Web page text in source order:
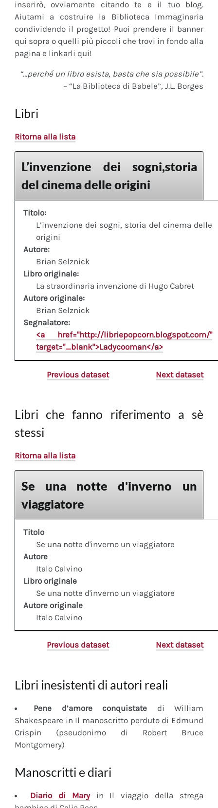
inserirò, ovviamente citando te e il tuo blog.
Aiutami a costruire la Biblioteca Immaginaria
condividendo il progetto! Puoi prendere il banner
qui sopra o quelli più piccoli che trovi in fondo alla
pagina e linkarli qui!
“…perché un libro esista, basta che sia possibile”.
– “La Biblioteca di Babele”, J.L. Borges
Libri
Ritorna alla lista
L’invenzione dei sogni,storia
del cinema delle origini
Titolo:
L’invenzione dei sogni, storia del cinema delle
origini
Autore:
Brian Selznick
Libro originale:
La straordinaria invenzione di Hugo Cabret
Autore originale:
Brian Selznick
Segnalatore:
<a href="http://libriepopcorn.blogspot.com/"
target="_blank">Ladycooman</a>
Previous dataset Next dataset
Libri che fanno riferimento a sè
stessi
Ritorna alla lista
Se una notte d'inverno un
viaggiatore
Titolo
Se una notte d'inverno un viaggiatore
Autore
Italo Calvino
Libro originale
Se una notte d'inverno un viaggiatore
Autore originale
Italo Calvino
Previous dataset Next dataset
Libri inesistenti di autori reali
Pene d’amore conquistate di William
Shakespeare in Il manoscritto perduto di Edmund
Crispin (pseudonimo di Robert Bruce
Montgomery)
Manoscritti e diari
Diariodi Maryin Il viaggio della strega